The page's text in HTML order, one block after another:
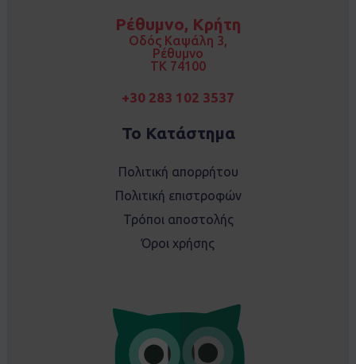
o
r
a
m
Ρέθυμνο, Κρήτη
Οδός Καψάλη 3,
Ρέθυμνο
TK 74100
+30 283 102 3537
Το Κατάστημα
Πολιτική απορρήτου
Πολιτική επιστροφών
Τρόποι αποστολής
Όροι χρήσης